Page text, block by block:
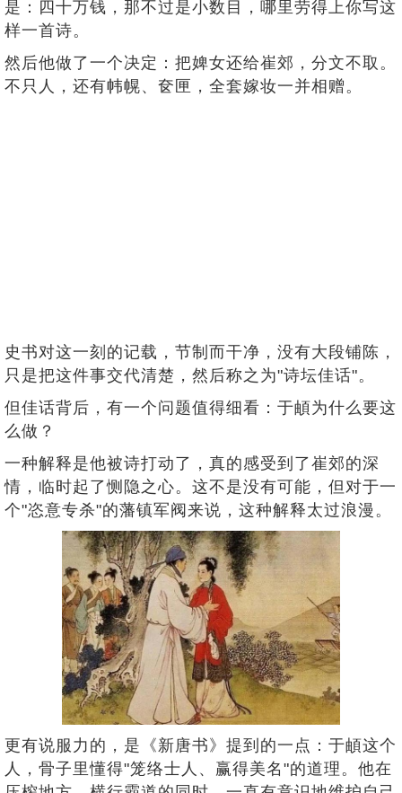
是：四十万钱，那不过是小数目，哪里劳得上你写这
样一首诗。
然后他做了一个决定：把婢女还给崔郊，分文不取。
不只人，还有帏幌、奁匣，全套嫁妆一并相赠。
史书对这一刻的记载，节制而干净，没有大段铺陈，
只是把这件事交代清楚，然后称之为"诗坛佳话"。
但佳话背后，有一个问题值得细看：于頔为什么要这
么做？
一种解释是他被诗打动了，真的感受到了崔郊的深
情，临时起了恻隐之心。这不是没有可能，但对于一
个"恣意专杀"的藩镇军阀来说，这种解释太过浪漫。
更有说服力的，是《新唐书》提到的一点：于頔这个
人，骨子里懂得"笼络士人、赢得美名"的道理。他在